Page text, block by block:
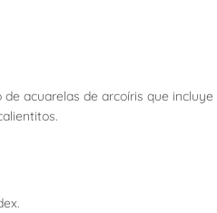
acuarelas de arcoíris que